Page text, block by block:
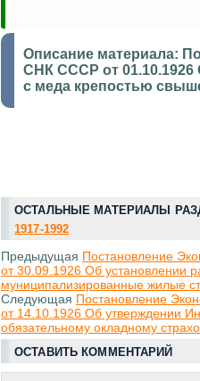
Описание материала:
СНК СССР от 01.10.1926
с меда крепостью
ОСТАЛЬНЫЕ МАТЕРИАЛЫ
1917-1992
Предыдущая Постановление
от 30.09.1926 Об установлении
муниципализированные жилые
Следующая Постановление
от 14.10.1926 Об утверждении
обязательному окладному
ОСТАВИТЬ КОММЕНТАРИЙ